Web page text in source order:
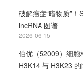
破解癌症“暗物质”
lncRNA 图谱
2026-06-15
伯优（52009）细胞
H3K14 与 H3K23